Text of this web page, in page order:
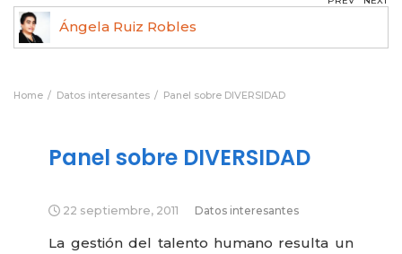
Ángela Ruiz Robles
Home Datos interesantes Panel sobre DIVERSIDAD
Panel sobre DIVERSIDAD
22 septiembre, 2011 Datos interesantes
La gestión del talento humano resulta un